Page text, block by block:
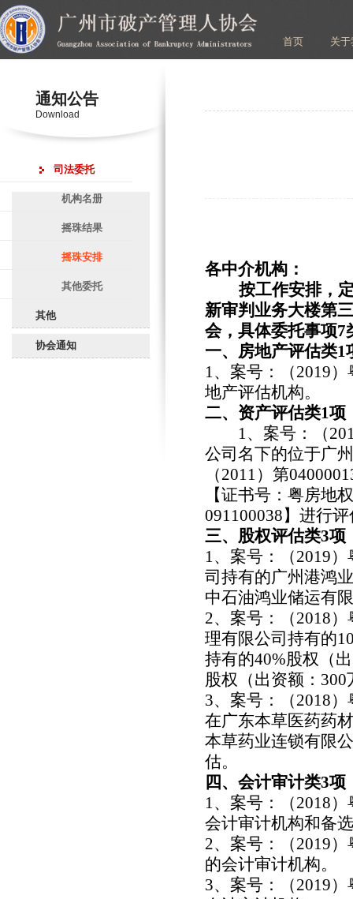
首页 关
通知公告
Download
司法委托
机构名册
摇珠结果
摇珠安排
其他委托
其他
协会通知
各中介机构：
按工作安排，
新审判业务大楼第
会，具体委托事项7
一、房地产评估类1
1、案号：（2019
地产评估机构。
二、资产评估类1项
1、案号：（
公司名下的位于广
（2011）第
【证书号：粤房地
091100038】进行
三、股权评估类3项
1、案号：（2019
司持有的广州港鸿
中石油鸿业储运有
2、案号：（2018
理有限公司持有的
持有的40%股权（
股权（出资额：
3、案号：（2018
在广东本草医药药
本草药业连锁有限
估。
四、会计审计类3项
1、案号：（2018
会计审计机构和备
2、案号：（2019
的会计审计机构。
3、案号：（2019